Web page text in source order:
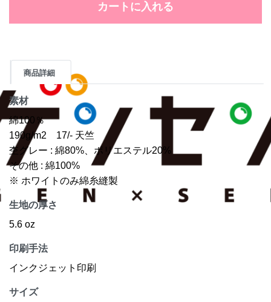
カートに入れる
商品詳細
素材
綿100％
190g/m2 17/- 天竺
杢グレー : 綿80%、ポリエステル20%
その他 : 綿100%
※ ホワイトのみ綿糸縫製
生地の厚さ
5.6 oz
印刷手法
インクジェット印刷
サイズ